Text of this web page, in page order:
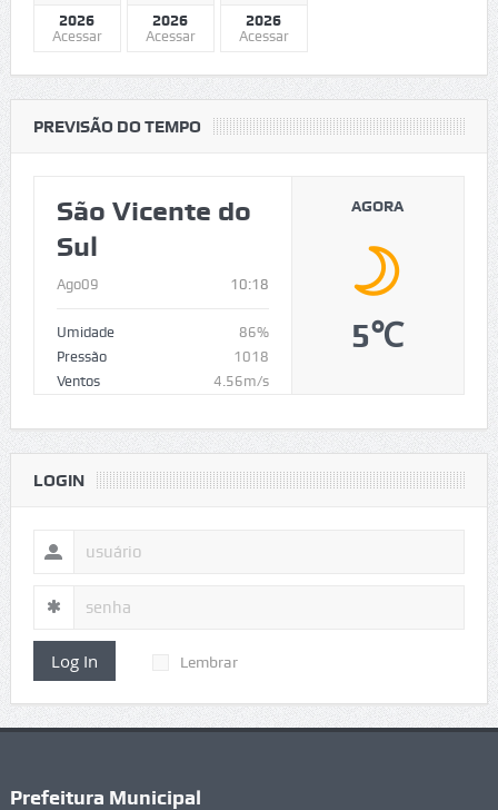
2026
Acessar
2026
Acessar
2026
Acessar
PREVISÃO DO TEMPO
São Vicente do
Sul
Ago09 10:18
Umidade
86%
Pressão
1018
Ventos
4.56m/s
AGORA
5℃
LOGIN
Log In Lembrar
Prefeitura Municipal